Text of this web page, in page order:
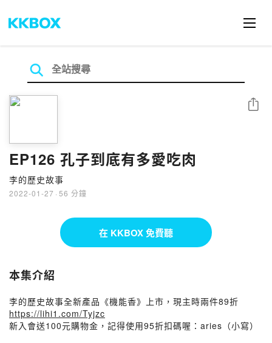
EP126 孔子到底有多愛吃肉
李的歷史故事
2022-01-27 · 56 分鐘
分享
在 KKBOX 免費聽
本集介紹
李的歷史故事全新產品《機能香》上市，現主時兩件89折
https://lihi1.com/Tyjzc
新入會送100元購物金，記得使用95折扣碼喔：aries（小寫）